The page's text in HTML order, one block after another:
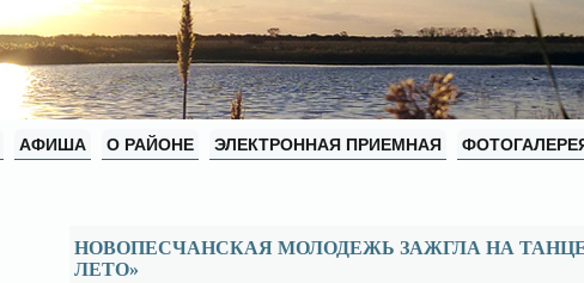
АФИША О РАЙОНЕ ЭЛЕКТРОННАЯ ПРИЕМНАЯ
НОВОПЕСЧАНСКАЯ МОЛОДЕЖЬ ЗАЖГЛА НА
ЛЕТО»